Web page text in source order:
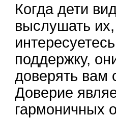
Когда дети
выслушать
поддержку,
доверять вам
Доверие
гармоничных